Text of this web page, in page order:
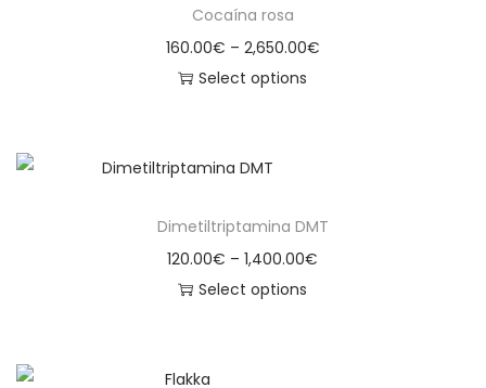
Cocaína rosa
160.00€ – 2,650.00€
Select options
Dimetiltriptamina DMT
120.00€ – 1,400.00€
Select options